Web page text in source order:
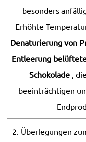
besonders
Erhöhte
Denaturierung von
Entleerung
Schokolade ,
beeinträchtigen
2. Überlegungen